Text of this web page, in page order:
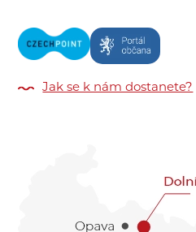
Jak se k nám dostanete?